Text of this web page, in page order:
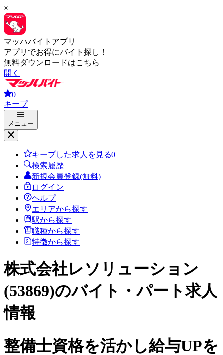
×
マッハバイトアプリ
アプリでお得にバイト探し！
無料ダウンロードはこちら
開く
0
キープ
メニュー
キープした求人を見る0
検索履歴
新規会員登録(無料)
ログイン
ヘルプ
エリアから探す
駅から探す
職種から探す
特徴から探す
株式会社レソリューション
(53869)のバイト・パート求人
情報
整備士資格を活かし給与UPを